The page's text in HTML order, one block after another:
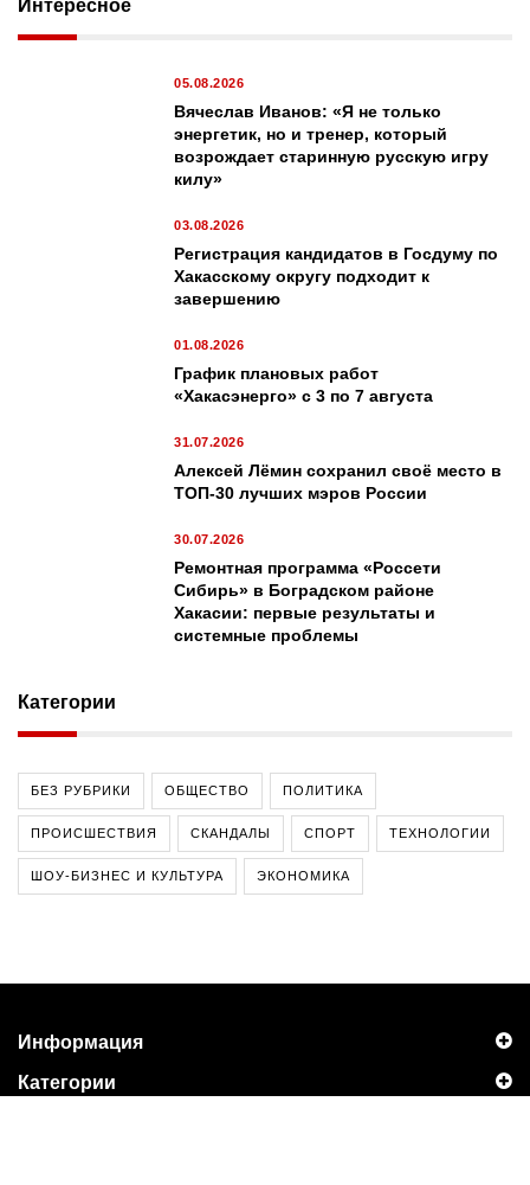
Интересное
05.08.2026
Вячеслав Иванов: «Я не только
энергетик, но и тренер, который
возрождает старинную русскую игру
килу»
03.08.2026
Регистрация кандидатов в Госдуму по
Хакасскому округу подходит к
завершению
01.08.2026
График плановых работ
«Хакасэнерго» с 3 по 7 августа
31.07.2026
Алексей Лёмин сохранил своё место в
ТОП-30 лучших мэров России
30.07.2026
Ремонтная программа «Россети
Сибирь» в Боградском районе
Хакасии: первые результаты и
системные проблемы
Категории
БЕЗ РУБРИКИ ОБЩЕСТВО ПОЛИТИКА
ПРОИСШЕСТВИЯ СКАНДАЛЫ СПОРТ ТЕХНОЛОГИИ
ШОУ-БИЗНЕС И КУЛЬТУРА ЭКОНОМИКА
Информация
Категории